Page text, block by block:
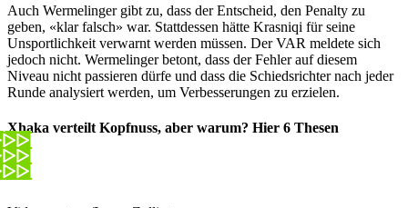
Auch Wermelinger gibt zu, dass der Entscheid, den Penalty zu
geben, «klar falsch» war. Stattdessen hätte Krasniqi für seine
Unsportlichkeit verwarnt werden müssen. Der VAR meldete sich
jedoch nicht. Wermelinger betont, dass der Fehler auf diesem
Niveau nicht passieren dürfe und dass die Schiedsrichter nach jeder
Runde analysiert werden, um Verbesserungen zu erzielen.
Xhaka verteilt Kopfnuss, aber warum? Hier 6 Thesen